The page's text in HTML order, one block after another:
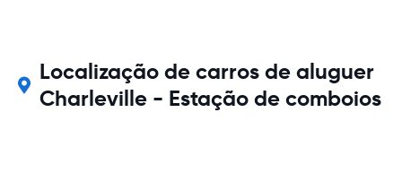
Localização de carros de aluguer
Charleville - Estação de comboios